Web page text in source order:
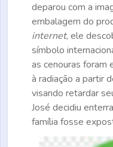
deparou com a
embalagem do
internet, ele
símbolo
as cenouras foram
à radiação a partir
visando retardar
José decidiu
família fosse